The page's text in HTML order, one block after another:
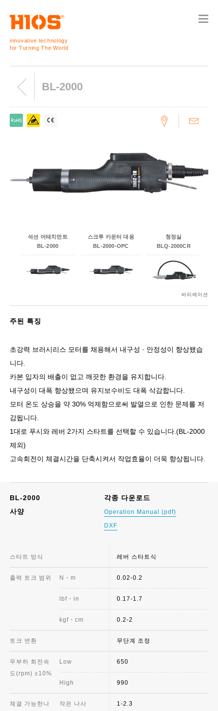
innovative technology
for Turning The World
BL-2000
바리에이션
석션 어태치먼트
BL-2000
스크루 카운터 대응
BL-2000-OPC
청정실
BLQ-2000CR
주된 특징
초강력 브러시리스 모터를 채용해서 내구성 · 안정성이 향상됐습
니다.
카본 입자의 배출이 없고 깨끗한 환경을 유지합니다.
내구성이 대폭 향상됐으며 유지보수비도 대폭 삭감합니다.
모터 온도 상승을 약 30% 억제함으로써 발열으로 인한 문제를 저
감됩니다.
1대로 푸시와 레버 2가지 스타트를 선택할 수 있습니다.(BL-2000
제외)
고속회전이 체결시간을 단축시켜서 작업효율이 더욱 향상됩니다.
BL-2000
사양
각종 다운로드
Operation Manual (pdf)
DXF
스타트 방식
출력 토크 범위 N・m
lbf・in
kgf・cm
토크 변환
무부하 회전속
도(rpm) ±10%
Low
High
체결 가능한나
작은 나사
레버 스타트식
0.02-0.2
0.17-1.7
0.2-2
무단계 조정
650
990
1-2.3